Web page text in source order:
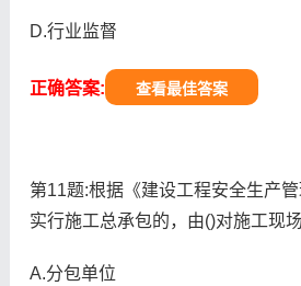
D.行业监督
正确答案: 查看最佳答案
第11题:根据《建设工程安全生产
实行施工总承包的，由()对施工现
A.分包单位